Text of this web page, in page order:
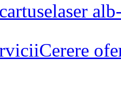
laser
Cerere